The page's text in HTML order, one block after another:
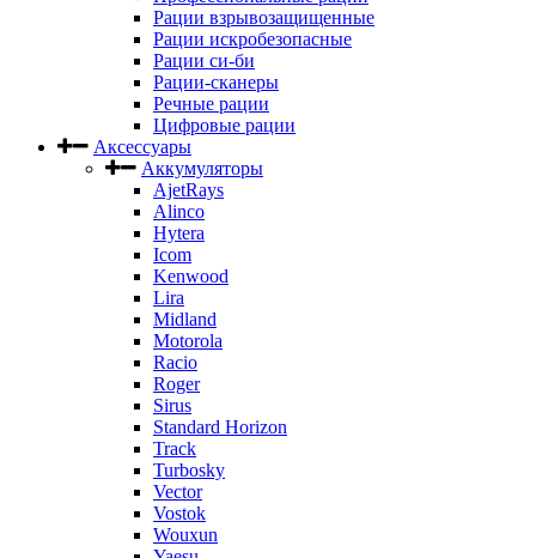
Рации взрывозащищенные
Рации искробезопасные
Рации си-би
Рации-сканеры
Речные рации
Цифровые рации
Аксессуары
Аккумуляторы
AjetRays
Alinco
Hytera
Icom
Kenwood
Lira
Midland
Motorola
Racio
Roger
Sirus
Standard Horizon
Track
Turbosky
Vector
Vostok
Wouxun